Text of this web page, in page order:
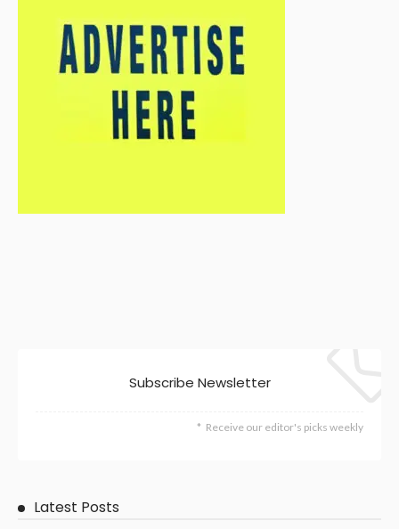
Subscribe Newsletter
Receive our editor's picks weekly
Latest Posts